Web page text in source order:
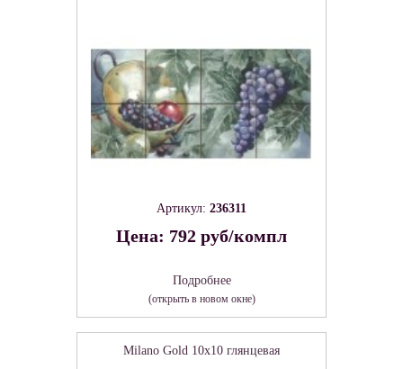
Артикул: 236311
Цена: 792 руб/компл
Подробнее
(открыть в новом окне)
Milano Gold 10x10 глянцевая